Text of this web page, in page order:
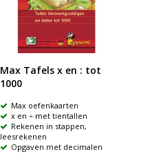
Max Tafels x en : tot
1000
Max oefenkaarten
x en ÷ met tientallen
Rekenen in stappen,
leesrekenen
Opgaven met decimalen